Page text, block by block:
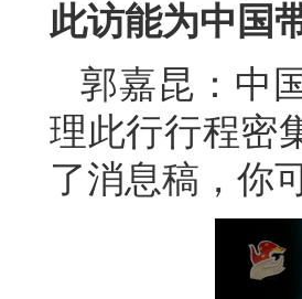
此访能为中国
郭嘉昆：中
理此行行程密
了消息稿，你